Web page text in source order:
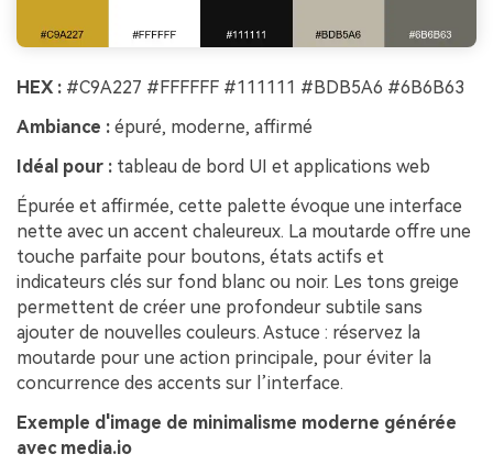
HEX : #C9A227 #FFFFFF #111111 #BDB5A6 #6B6B63
Ambiance : épuré, moderne, affirmé
Idéal pour : tableau de bord UI et applications web
Épurée et affirmée, cette palette évoque une interface
nette avec un accent chaleureux. La moutarde offre une
touche parfaite pour boutons, états actifs et
indicateurs clés sur fond blanc ou noir. Les tons greige
permettent de créer une profondeur subtile sans
ajouter de nouvelles couleurs. Astuce : réservez la
moutarde pour une action principale, pour éviter la
concurrence des accents sur l’interface.
Exemple d'image de minimalisme moderne générée
avec media.io